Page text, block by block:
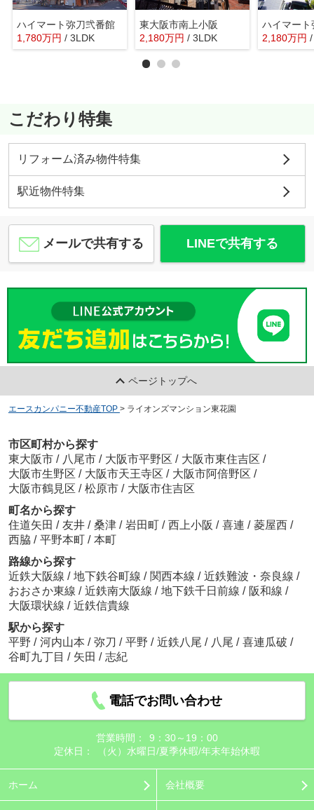
ハイマート弥刀弐番館
1,780万円 / 3LDK
東大阪市南上小阪
2,180万円 / 3LDK
ハイマート
2,180万円
こだわり特集
リフォーム済み物件特集
駅近物件特集
メールで共有する LINEで共有する
ページトップへ
エースカンパニー不動産TOP > ライオンズマンション東花園
市区町村から探す
東大阪市 / 八尾市 / 大阪市平野区 / 大阪市東住吉区 /
大阪市生野区 / 大阪市天王寺区 / 大阪市阿倍野区 /
大阪市鶴見区 / 松原市 / 大阪市住吉区
町名から探す
住道矢田 / 友井 / 桑津 / 岩田町 / 西上小阪 / 喜連 / 菱屋西 /
西脇 / 平野本町 / 本町
路線から探す
近鉄大阪線 / 地下鉄谷町線 / 関西本線 / 近鉄難波・奈良線 /
おおさか東線 / 近鉄南大阪線 / 地下鉄千日前線 / 阪和線 /
大阪環状線 / 近鉄信貴線
駅から探す
平野 / 河内山本 / 弥刀 / 平野 / 近鉄八尾 / 八尾 / 喜連瓜破 /
谷町九丁目 / 矢田 / 志紀
電話でお問い合わせ
営業時間：
9：30～19：00
定休日：
（火）水曜日/夏季休暇/年末年始休暇
ホーム 会社概要